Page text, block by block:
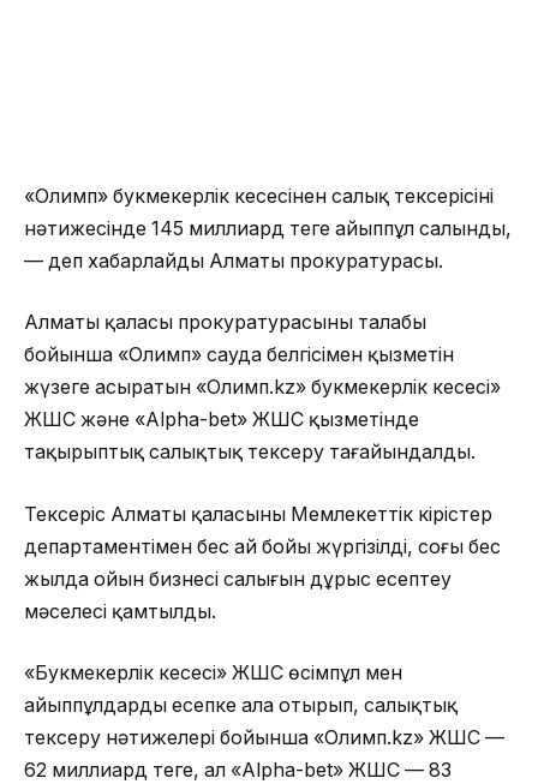
«Олимп» букмекерлік кеңсесінен салық тексерісінің
нәтижесінде 145 миллиард теңге айыппұл салынды,
— деп хабарлайды Алматы прокуратурасы.
Алматы қаласы прокуратурасының талабы
бойынша «Олимп» сауда белгісімен қызметін
жүзеге асыратын «Олимп.kz» букмекерлік кеңсесі»
ЖШС және «Alpha-bet» ЖШС қызметінде
тақырыптық салықтық тексеру тағайындалды.
Тексеріс Алматы қаласының Мемлекеттік кірістер
департаментімен бес ай бойы жүргізілді, соңғы бес
жылда ойын бизнесі салығын дұрыс есептеу
мәселесі қамтылды.
«Букмекерлік кеңсесі» ЖШС өсімпұл мен
айыппұлдарды есепке ала отырып, салықтық
тексеру нәтижелері бойынша «Олимп.kz» ЖШС —
62 миллиард теңге, ал «Alpha-bet» ЖШС — 83